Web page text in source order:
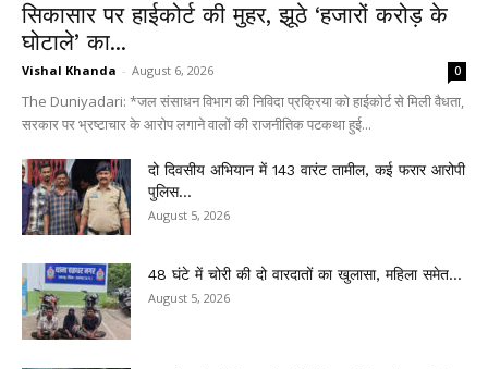
सिकासार पर हाईकोर्ट की मुहर, झूठे ‘हजारों करोड़ के
घोटाले’ का...
Vishal Khanda - August 6, 2026 0
The Duniyadari: *जल संसाधन विभाग की निविदा प्रक्रिया को हाईकोर्ट से मिली वैधता,
सरकार पर भ्रष्टाचार के आरोप लगाने वालों की राजनीतिक पटकथा हुई...
दो दिवसीय अभियान में 143 वारंट तामील, कई फरार आरोपी
पुलिस...
August 5, 2026
48 घंटे में चोरी की दो वारदातों का खुलासा, महिला समेत...
August 5, 2026